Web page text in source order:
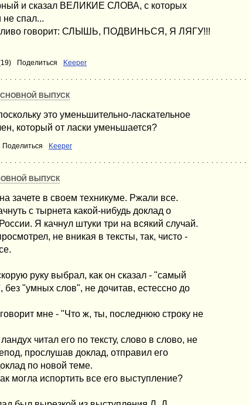
и сказал ВЕЛИКИЕ СЛОВА, с которых
спал...
говорит: СЛЫШЬ, ПОДВИНЬСЯ, Я ЛЯГУ!!!
Поделиться Keeper
ВЫПУСК
это уменьшительно-ласкательное
который от ласки уменьшается?
Поделиться Keeper
ВЫПУСК
зачете в своем техникуме. Ржали все.
с тырнета какой-нибудь доклад о
Я качнул штуки три на всякий случай.
не вникая в тексты, так, чисто -
руку выбрал, как он сказал - "самый
без "умных слов", не дочитав, естессно до
мне - "Что ж, ты, последнюю строку не
читал его по тексту, слово в слово, не
прослушав доклад, отправил его
по новой теме.
могла испортить все его выступление?